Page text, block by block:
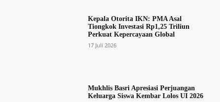
Kepala Otorita IKN: PMA Asal
Tiongkok Investasi Rp1,25 Triliun
Perkuat Kepercayaan Global
17 Juli 2026
Mukhlis Basri Apresiasi Perjuangan
Keluarga Siswa Kembar Lolos UI 2026